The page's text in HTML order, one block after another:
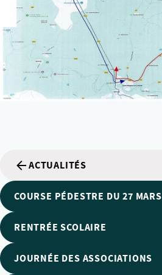
ACTUALITÉS
COURSE PÉDESTRE DU 27 MARS
RENTRÉE SCOLAIRE
JOURNÉE DES ASSOCIATIONS